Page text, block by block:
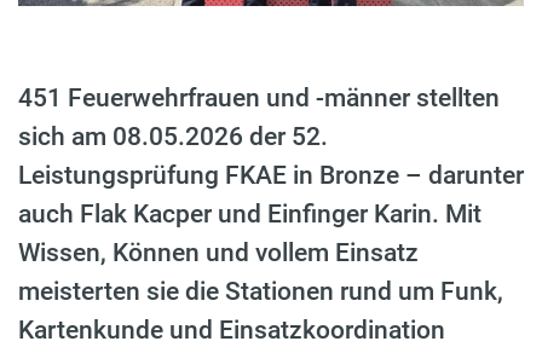
451 Feuerwehrfrauen und -männer stellten
sich am 08.05.2026 der 52.
Leistungsprüfung FKAE in Bronze – darunter
auch Flak Kacper und Einfinger Karin. Mit
Wissen, Können und vollem Einsatz
meisterten sie die Stationen rund um Funk,
Kartenkunde und Einsatzkoordination